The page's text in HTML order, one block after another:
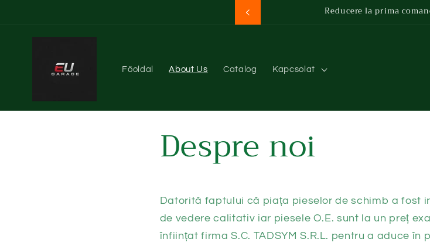
Reducere la prima
Főoldal About Us Catalog Kapcsolat
Despre noi
Datorită faptului că piața pieselor de schimb a fost
de vedere calitativ iar piesele O.E. sunt la un preț
înființat firma S.C. TADSYM S.R.L. pentru a aduce în